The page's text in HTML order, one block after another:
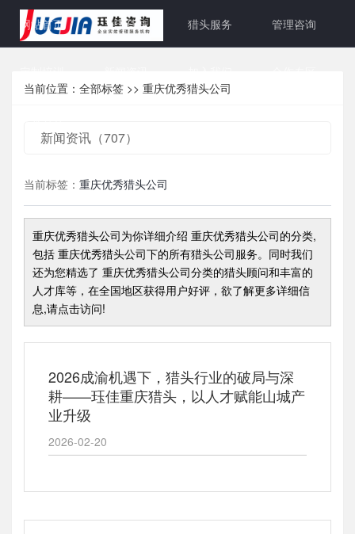
网站首页 关于珏佳 猎头服务 管理咨询
当前位置： 全部标签 >> 重庆优秀猎头公司
新闻资讯（707）
当前标签： 重庆优秀猎头公司
重庆优秀猎头公司为你详细介绍 重庆优秀猎头公司的分类,
包括 重庆优秀猎头公司下的所有猎头公司服务。同时我们
还为您精选了 重庆优秀猎头公司分类的猎头顾问和丰富的
人才库等，在全国地区获得用户好评，欲了解更多详细信
息,请点击访问!
2026成渝机遇下，猎头行业的破局与深
耕——珏佳重庆猎头，以人才赋能山城产
业升级
2026-02-20